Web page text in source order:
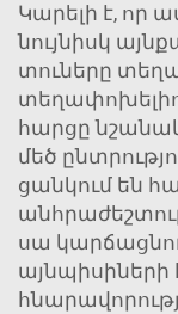
Կարելի է, որ
նույնիսկ
տուները
հարցը
մեծ
ցանկում են
սա
այնպիսիների